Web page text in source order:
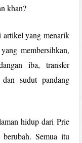
khan?
artikel yang menarik
membersihkan,
iba, transfer
sudut pandang
hidup dari Prie
Semua itu